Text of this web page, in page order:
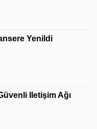
Yenildi
Iletişim Ağı